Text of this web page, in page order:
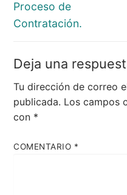
entradas
Entrada
anterior:
Proceso de
Contratación.
Deja una
Tu dirección de correo
publicada. Los campos
con *
COMENTARIO *